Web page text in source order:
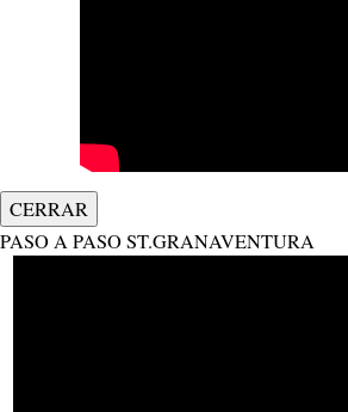
CERRAR
PASO A PASO ST.GRANAVENTURA